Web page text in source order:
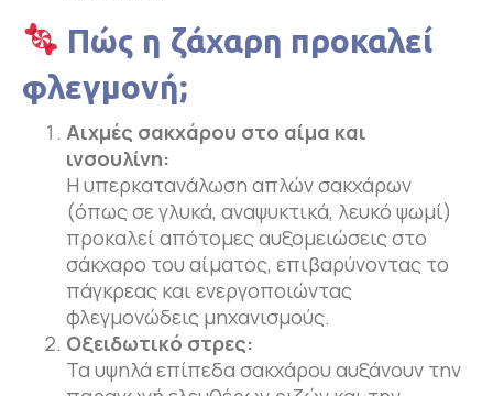
Πώς η ζάχαρη προκαλεί
φλεγμονή;
Αιχμές σακχάρου στο αίμα και
ινσουλίνη:
Η υπερκατανάλωση απλών σακχάρων
(όπως σε γλυκά, αναψυκτικά, λευκό ψωμί)
προκαλεί απότομες αυξομειώσεις στο
σάκχαρο του αίματος, επιβαρύνοντας το
πάγκρεας και ενεργοποιώντας
φλεγμονώδεις μηχανισμούς.
Οξειδωτικό στρες:
Τα υψηλά επίπεδα σακχάρου αυξάνουν την